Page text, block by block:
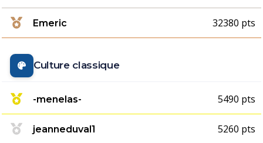
Emeric 32380 pts
Culture classique
-menelas- 5490 pts
jeanneduval1 5260 pts